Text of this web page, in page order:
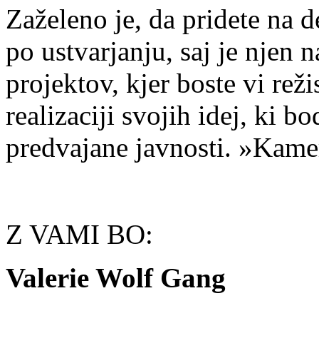
Zaželeno je, da pridete na
po ustvarjanju, saj je njen
projektov, kjer boste vi
realizaciji svojih idej, ki
predvajane javnosti.
Z VAMI BO:
Valerie Wolf Gang